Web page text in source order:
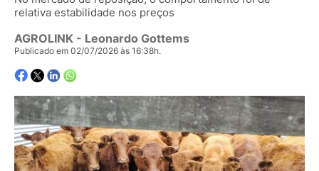
relativa estabilidade nos preços
AGROLINK - Leonardo Gottems
Publicado em 02/07/2026 às 16:38h.